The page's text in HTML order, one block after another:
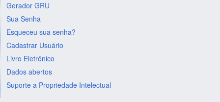
Gerador GRU
Sua Senha
Esqueceu sua senha?
Cadastrar Usuário
Livro Eletrônico
Dados abertos
Suporte a Propriedade Intelectual